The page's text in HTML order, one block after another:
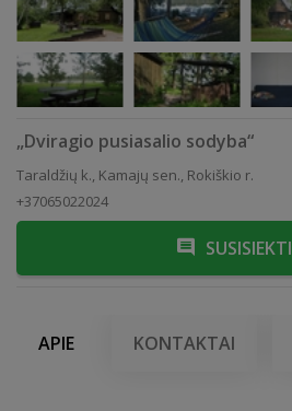
„Dviragio pusiasalio sodyba“
Taraldžių k., Kamajų sen., Rokiškio r.
+37065022024
SUSISIEKTI
APIE KONTAKTAI